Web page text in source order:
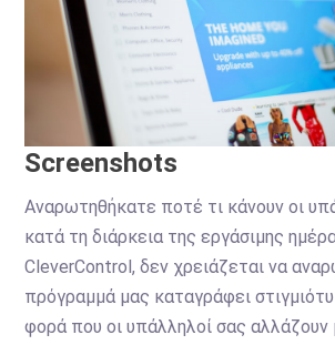
Screenshots
Αναρωτηθήκατε ποτέ τι κάνουν οι
κατά τη διάρκεια της εργάσιμης
CleverControl, δεν χρειάζεται να
πρόγραμμά μας καταγράφει
φορά που οι υπάλληλοί σας